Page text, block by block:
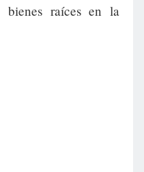
bienes raíces en la